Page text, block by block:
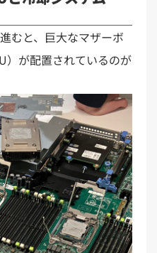
むと、巨大なマザーボ
）が配置されているのが